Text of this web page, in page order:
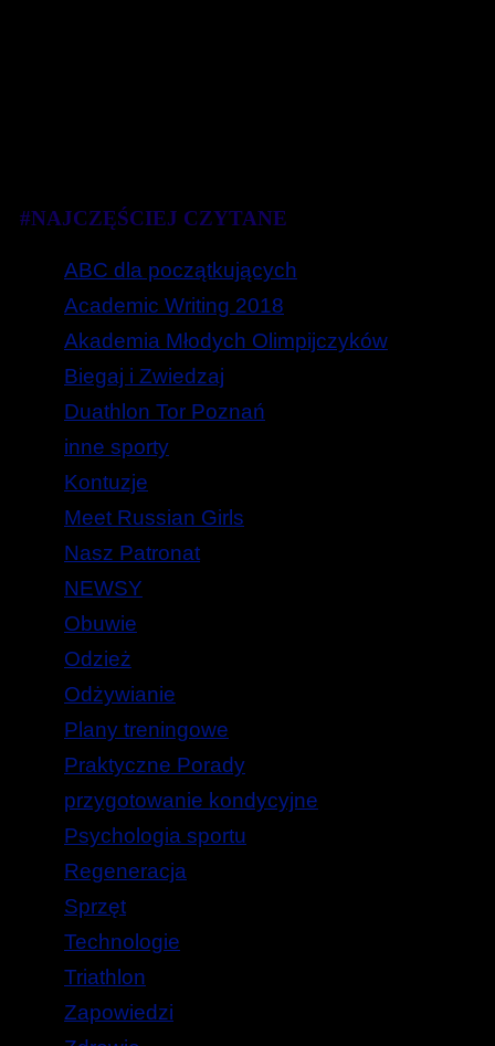
#NAJCZĘŚCIEJ CZYTANE
ABC dla początkujących
Academic Writing 2018
Akademia Młodych Olimpijczyków
Biegaj i Zwiedzaj
Duathlon Tor Poznań
inne sporty
Kontuzje
Meet Russian Girls
Nasz Patronat
NEWSY
Obuwie
Odzież
Odżywianie
Plany treningowe
Praktyczne Porady
przygotowanie kondycyjne
Psychologia sportu
Regeneracja
Sprzęt
Technologie
Triathlon
Zapowiedzi